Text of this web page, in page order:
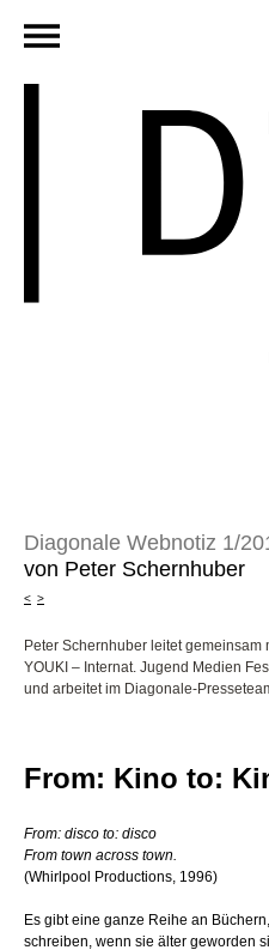
Diagonale Webnotiz 1/
von Peter Schernhuber
< >
Peter Schernhuber leitet
YOUKI – Internat. Jugend Medien
und arbeitet im Diagonale-
From: Kino to:
From: disco to: disco
From town across town.
(Whirlpool Productions, 1996)
Es gibt eine ganze Reihe an
schreiben, wenn sie älter geworden